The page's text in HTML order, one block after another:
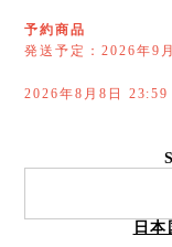
予約商品
発送予定：2026年9
2026年8月8日 23:59
日